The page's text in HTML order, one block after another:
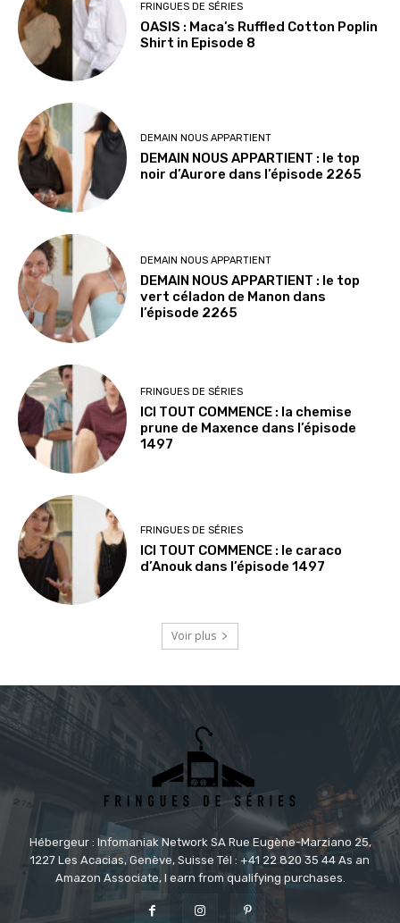
FRINGUES DE SÉRIES
OASIS : Maca’s Ruffled Cotton Poplin
Shirt in Episode 8
DEMAIN NOUS APPARTIENT
DEMAIN NOUS APPARTIENT : le top
noir d’Aurore dans l’épisode 2265
DEMAIN NOUS APPARTIENT
DEMAIN NOUS APPARTIENT : le top
vert céladon de Manon dans
l’épisode 2265
FRINGUES DE SÉRIES
ICI TOUT COMMENCE : la chemise
prune de Maxence dans l’épisode
1497
FRINGUES DE SÉRIES
ICI TOUT COMMENCE : le caraco
d’Anouk dans l’épisode 1497
Voir plus
Hébergeur : Infomaniak Network SA Rue Eugène-Marziano 25,
1227 Les Acacias, Genève, Suisse Tél : +41 22 820 35 44 As an
Amazon Associate, I earn from qualifying purchases.